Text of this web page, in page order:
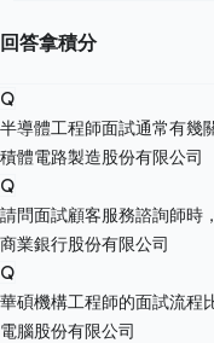
回答拿積分
Q
半導體工程師面試通常有幾
積體電路製造股份有限公司
Q
請問面試顧客服務諮詢師時
商業銀行股份有限公司
Q
華碩機構工程師的面試流程
電腦股份有限公司